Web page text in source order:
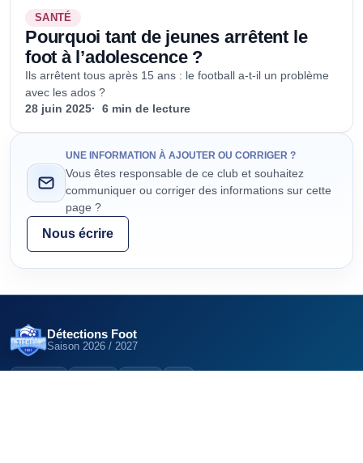
SANTÉ
Pourquoi tant de jeunes arrêtent le
foot à l’adolescence ?
Ils arrêtent tous après 15 ans : le football a-t-il un problème
avec les ados ?
28 juin 2025 6 min de lecture
UNE INFORMATION À AJOUTER OU CORRIGER ?
Vous êtes responsable de ce club et souhaitez
communiquer ou corriger des informations sur cette
page ?
Nous écrire
Détections Foot
Saison 2026 / 2027